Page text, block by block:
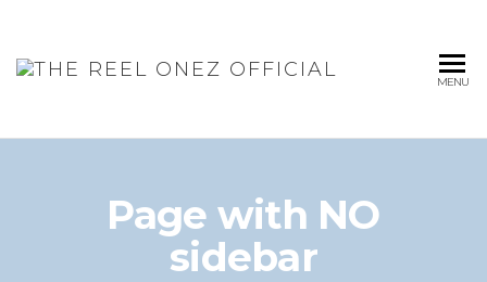
MENU
Page with NO
sidebar